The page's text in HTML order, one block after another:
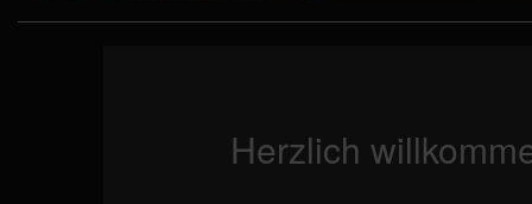
Herzlich